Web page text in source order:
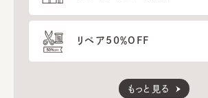
リペア50％OFF
もっと見る